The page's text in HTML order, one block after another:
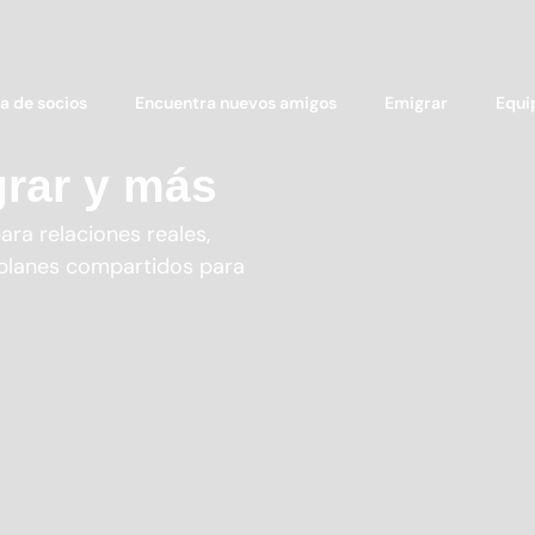
de socios Encuentra nuevos amigos Emigrar
y más
relaciones reales,
compartidos para